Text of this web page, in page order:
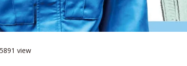
view